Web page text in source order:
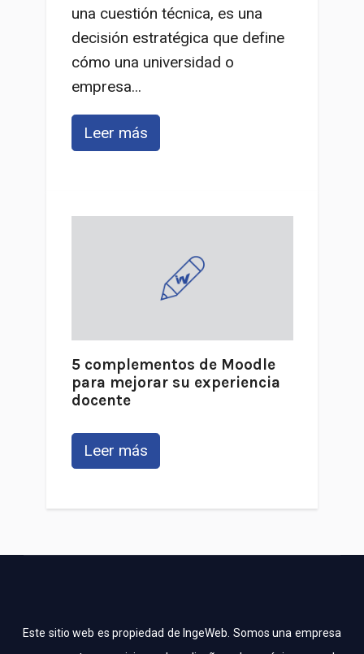
una cuestión técnica, es una
decisión estratégica que define
cómo una universidad o
empresa...
Leer más
5 complementos de Moodle
para mejorar su experiencia
docente
Leer más
Este sitio web es propiedad de IngeWeb. Somos una empresa